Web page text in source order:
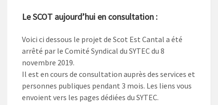
Le SCOT aujourd’hui en consultation :
Voici ci dessous le projet de Scot Est Cantal a été
arrêté par le Comité Syndical du SYTEC du 8
novembre 2019.
Il est en cours de consultation auprès des services et
personnes publiques pendant 3 mois. Les liens vous
envoient vers les pages dédiées du SYTEC.